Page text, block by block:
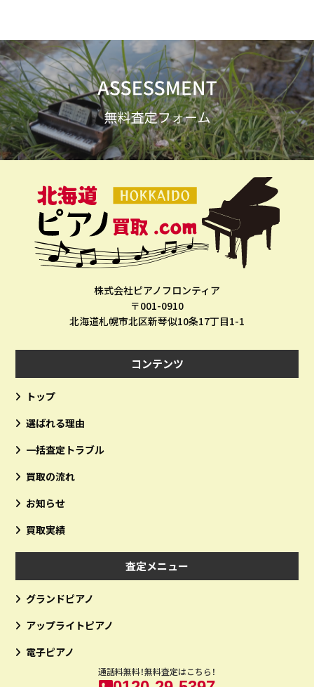
株式会社ピアノフロンティア
〒001-0910
北海道札幌市北区新琴似10条17丁目1-1
コンテンツ
トップ
選ばれる理由
一括査定トラブル
買取の流れ
お知らせ
買取実績
査定メニュー
グランドピアノ
アップライトピアノ
電子ピアノ
通話料無料！無料査定はこちら！